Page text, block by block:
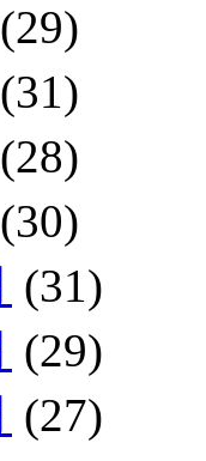
(29)
(31)
(28)
(30)
(31)
(29)
(27)